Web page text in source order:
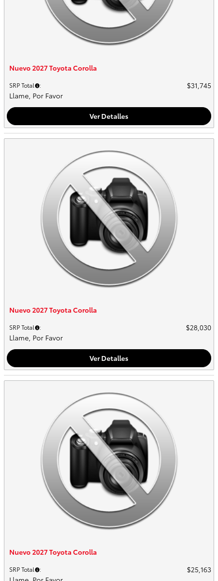
Nuevo 2027 Toyota Corolla
SRP Total :
$31,745
Llame, Por Favor
Ver Detalles
Nuevo 2027 Toyota Corolla
SRP Total :
$28,030
Llame, Por Favor
Ver Detalles
Nuevo 2027 Toyota Corolla
SRP Total :
$25,163